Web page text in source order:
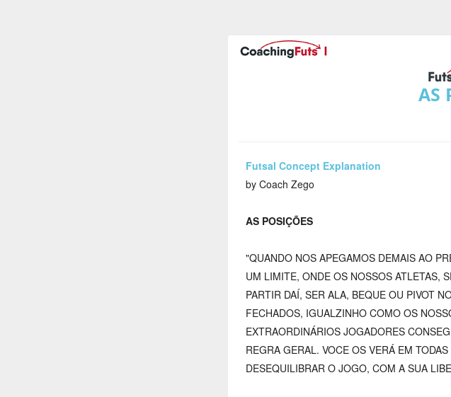
AS
Futsal Concept Explanation
by Coach Zego
AS POSIÇÕES
"QUANDO NOS APEGAMOS DEMAIS AO
UM LIMITE, ONDE OS NOSSOS ATLETAS,
PARTIR DAÍ, SER ALA, BEQUE OU PIVOT
FECHADOS, IGUALZINHO COMO OS
EXTRAORDINÁRIOS JOGADORES
REGRA GERAL. VOCE OS VERÁ EM
DESEQUILIBRAR O JOGO, COM A SUA